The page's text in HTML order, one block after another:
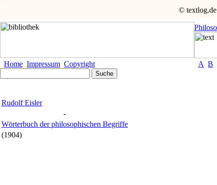
© textlog.de
Home Impressum Copyright A B
Rudolf Eisler
-
Wörterbuch der philosophischen Begriffe
(1904)